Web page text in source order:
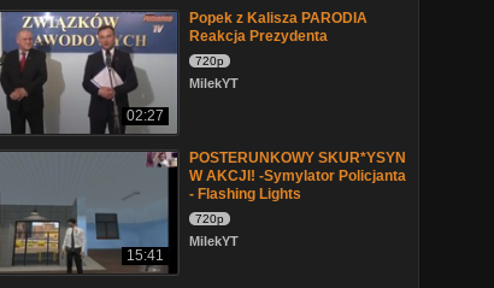
02:27
Popek z Kalisza PARODIA
Reakcja Prezydenta
720p
MilekYT
15:41
POSTERUNKOWY SKUR*YSYN
W AKCJI! -Symylator Policjanta
- Flashing Lights
720p
MilekYT